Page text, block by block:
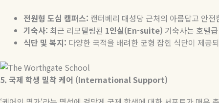
전원형 도심 캠퍼스: 캔터베리 대성당 근처의 아름답고 안전
기숙사: 최근 리모델링된 1인실(En-suite) 기숙사는 호텔
식단 및 복지: 다양한 국적을 배려한 균형 잡힌 식단이 제공
5. 국제 학생 밀착 케어 (International Support)